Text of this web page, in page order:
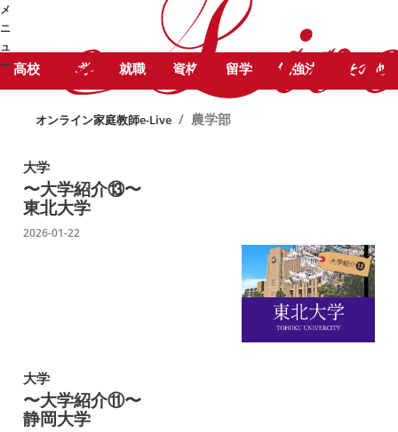
メ
ニ
ュ
ー
STUDY COLUMN
強コラム
農学部 に関する記事をピックアッ
プしています。
高校
大学 就職 資格 留学 勉強法 その他
オンライン家庭教師e-Live / 農学部
大学
〜大学紹介⑬〜
東北大学
2026-01-22
大学
〜大学紹介⑪〜
静岡大学